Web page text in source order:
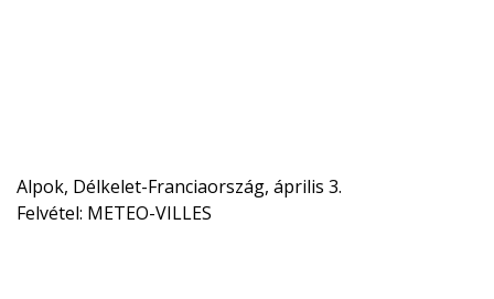
Alpok, Délkelet-Franciaország, április 3.
Felvétel: METEO-VILLES